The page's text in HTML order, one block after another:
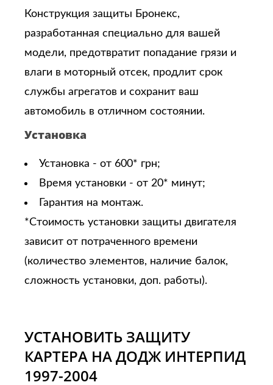
УСТАНОВИТЬ ЗАЩИТУ
КАРТЕРА НА ДОДЖ ИНТЕРПИД
1997-2004
Конструкция защиты Бронекс,
разработанная специально для вашей
модели, предотвратит попадание грязи и
влаги в моторный отсек, продлит срок
службы агрегатов и сохранит ваш
автомобиль в отличном состоянии.
Установка
Установка - от 600* грн;
Время установки - от 20* минут;
Гарантия на монтаж.
*Стоимость установки защиты двигателя
зависит от потраченного времени
(количество элементов, наличие балок,
сложность установки, доп. работы).